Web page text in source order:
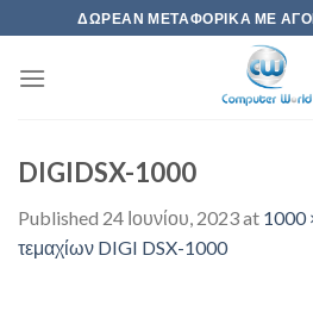
to
content
ΔΩΡΕΆΝ ΜΕΤΑΦΟΡΙΚΆ ΜΕ
DIGIDSX-1000
Published 24 Ιουνίου, 2023at 1000
τεμαχίων DIGI DSX-1000